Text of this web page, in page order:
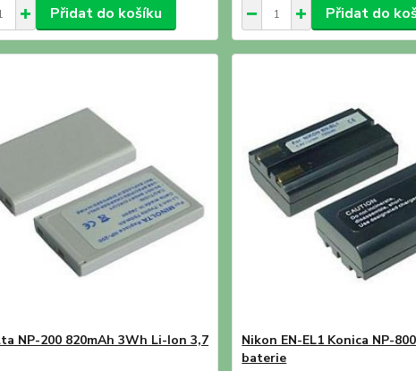
Přidat do košíku Přidat do
NP-200 820mAh 3Wh Li-Ion 3,7
Nikon EN-EL1 Konica NP-
baterie